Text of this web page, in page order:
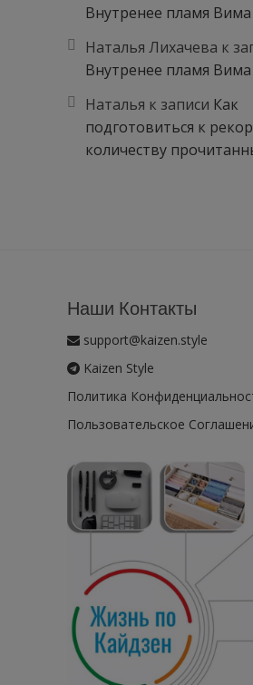
Внутренее пламя
Наталья Лихачева к
Внутренее пламя
Наталья к записи Как
подготовиться к
количеству
Наши Контакты
support@kaizen.style
Kaizen Style
Политика
Пользовательское